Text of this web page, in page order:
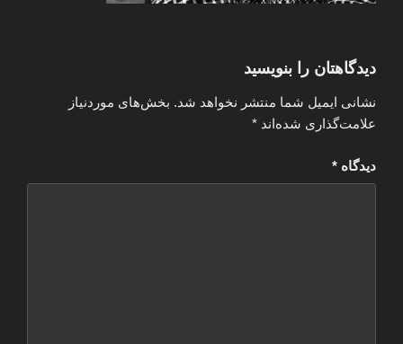
دیدگاهتان را بنویسید
نشانی ایمیل شما منتشر نخواهد شد. بخش‌های موردنیاز
علامت‌گذاری شده‌اند *
دیدگاه *